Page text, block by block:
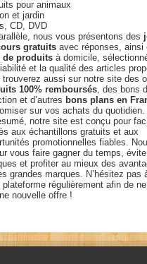
pour animaux
et jardin
CD, DVD
nous vous présentons des
gratuits avec réponses, ainsi
de produits à domicile,
et la qualité des articles
trouverez aussi sur notre site des
100% remboursés , des bons
et d’autres bons plans en
sur vos achats du quotidien.
notre site est conçu pour
aux échantillons gratuits et aux
promotionnelles fiables.
vous faire gagner du temps,
et profiter au mieux des
grandes marques. N’hésitez pas
plateforme régulièrement afin de
nouvelle offre !